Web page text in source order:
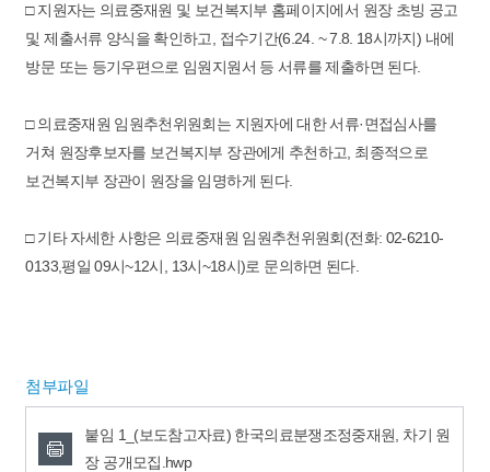
□ 지원자는 의료중재원 및 보건복지부 홈페이지에서 원장 초빙 공고
및 제출서류 양식을 확인하고, 접수기간(6.24. ~ 7.8. 18시까지) 내에
방문 또는 등기우편으로 임원지원서 등 서류를 제출하면 된다.
□ 의료중재원 임원추천위원회는 지원자에 대한 서류·면접심사를
거쳐 원장후보자를 보건복지부 장관에게 추천하고, 최종적으로
보건복지부 장관이 원장을 임명하게 된다.
□ 기타 자세한 사항은 의료중재원 임원추천위원회(전화: 02-6210-
0133,평일 09시~12시, 13시~18시)로 문의하면 된다.
첨부파일
붙임 1_(보도참고자료) 한국의료분쟁조정중재원, 차기 원
장 공개모집.hwp